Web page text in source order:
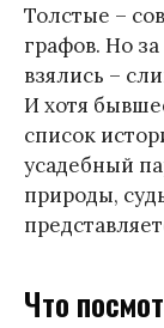
Толстые –
графов. Но
взялись –
И хотя
список
усадебный
природы,
Что